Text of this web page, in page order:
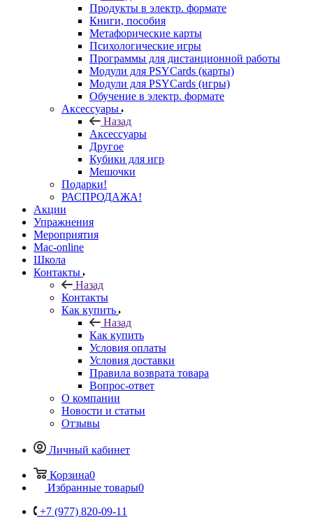
Продукты в электр. формате
Книги, пособия
Метафорические карты
Психологические игры
Программы для дистанционной работы
Модули для PSYCards (карты)
Модули для PSYCards (игры)
Обучение в электр. формате
Аксессуары
Назад
Аксессуары
Другое
Кубики для игр
Мешочки
Подарки!
РАСПРОДАЖА!
Акции
Упражнения
Мероприятия
Mac-online
Школа
Контакты
Назад
Контакты
Как купить
Назад
Как купить
Условия оплаты
Условия доставки
Правила возврата товара
Вопрос-ответ
О компании
Новости и статьи
Отзывы
Личный кабинет
Корзина0
Избранные товары0
+7 (977) 820-09-11